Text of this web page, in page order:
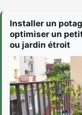
Installer un
optimiser un
ou jardin étroit